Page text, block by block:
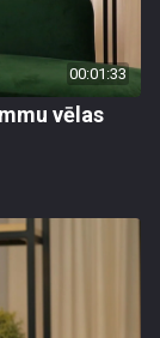
00:01:33
vēlas